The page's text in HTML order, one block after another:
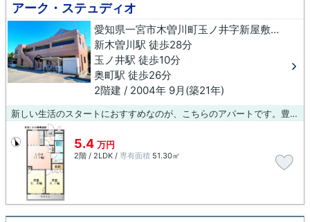
アーク・ステュディオ
愛知県一宮市木曽川町玉ノ井字新屋敷一ノ切
新木曽川駅 徒歩28分
玉ノ井駅 徒歩10分
奥町駅 徒歩26分
2階建 / 2004年 9月(築21年)
新しい生活のスタートにおすすめなのが、こちらのアパートです。豊富な知識を持ったスタッフが、一宮市や新木曽川周辺でのお部屋探しを快適にサポート致します。まずはお問い合わせください。
5.4 万円
2階 / 2LDK / 専有面積 51.30㎡